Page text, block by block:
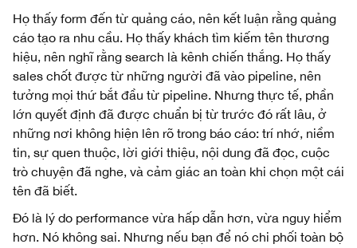
Họ thấy form đến từ quảng cáo, nên kết luận rằng quảng
cáo tạo ra nhu cầu. Họ thấy khách tìm kiếm tên thương
hiệu, nên nghĩ rằng search là kênh chiến thắng. Họ thấy
sales chốt được từ những người đã vào pipeline, nên
tưởng mọi thứ bắt đầu từ pipeline. Nhưng thực tế, phần
lớn quyết định đã được chuẩn bị từ trước đó rất lâu, ở
những nơi không hiện lên rõ trong báo cáo: trí nhớ, niềm
tin, sự quen thuộc, lời giới thiệu, nội dung đã đọc, cuộc
trò chuyện đã nghe, và cảm giác an toàn khi chọn một cái
tên đã biết.
Đó là lý do performance vừa hấp dẫn hơn, vừa nguy hiểm
hơn. Nó không sai. Nhưng nếu bạn để nó chi phối toàn bộ